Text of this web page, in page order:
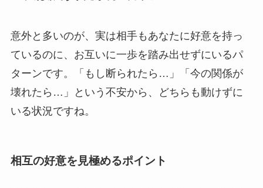
意外と多いのが、実は相手もあなたに好意を持っ
ているのに、お互いに一歩を踏み出せずにいるパ
ターンです。「もし断られたら…」「今の関係が
壊れたら…」という不安から、どちらも動けずに
いる状況ですね。
相互の好意を見極めるポイント